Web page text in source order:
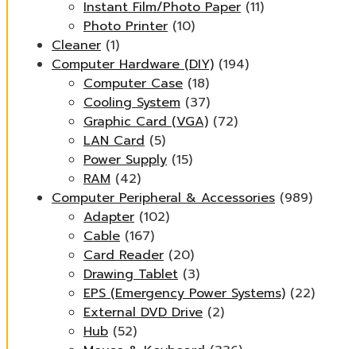
Instant Film/Photo Paper (11)
Photo Printer (10)
Cleaner (1)
Computer Hardware (DIY) (194)
Computer Case (18)
Cooling System (37)
Graphic Card (VGA) (72)
LAN Card (5)
Power Supply (15)
RAM (42)
Computer Peripheral & Accessories (989)
Adapter (102)
Cable (167)
Card Reader (20)
Drawing Tablet (3)
EPS (Emergency Power Systems) (22)
External DVD Drive (2)
Hub (52)